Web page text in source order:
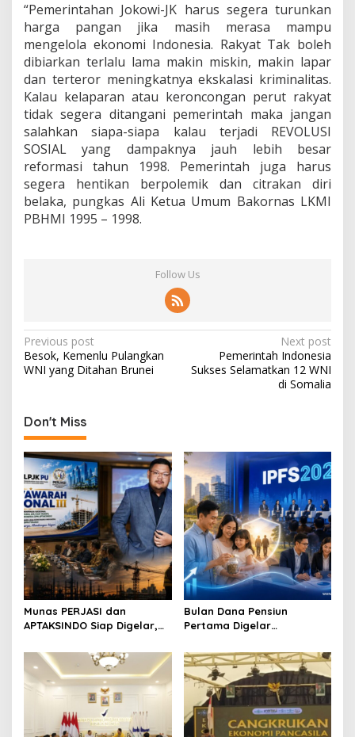
“Pemerintahan Jokowi-JK harus segera turunkan
harga pangan jika masih merasa mampu
mengelola ekonomi Indonesia. Rakyat Tak boleh
dibiarkan terlalu lama makin miskin, makin lapar
dan terteror meningkatnya ekskalasi kriminalitas.
Kalau kelaparan atau keroncongan perut rakyat
tidak segera ditangani pemerintah maka jangan
salahkan siapa-siapa kalau terjadi REVOLUSI
SOSIAL yang dampaknya jauh lebih besar
reformasi tahun 1998. Pemerintah juga harus
segera hentikan berpolemik dan citrakan diri
belaka, pungkas Ali Ketua Umum Bakornas LKMI
PBHMI 1995 – 1998.
Follow Us
P
o
t
n
a
v
i
g
a
t
i
o
n
Previous post
Besok, Kemenlu Pulangkan
WNI yang Ditahan Brunei
Next post
Pemerintah Indonesia
Sukses Selamatkan 12 WNI
di Somalia
Don't Miss
Munas PERJASI dan
APTAKSINDO Siap Digelar,
Revisi AD/ART
Bulan Dana Pensiun
Pertama Digelar
Perkuat Ekosistem Pensiun
Berkelanjutan